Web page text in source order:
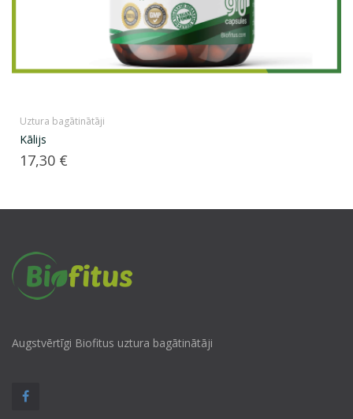
Uztura bagātinātāji
Kālijs
Cena
17,30 €
Augstvērtīgi Biofitus uztura bagātinātāji